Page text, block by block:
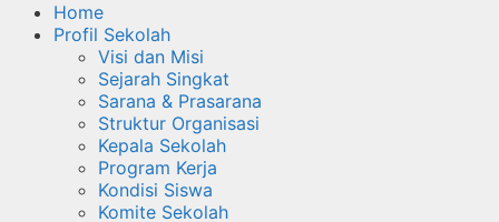
Home
Profil Sekolah
Visi dan Misi
Sejarah Singkat
Sarana & Prasarana
Struktur Organisasi
Kepala Sekolah
Program Kerja
Kondisi Siswa
Komite Sekolah